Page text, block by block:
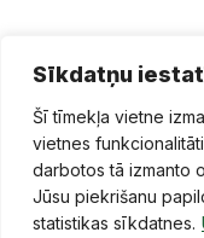
Sīkdatņu
Šī tīmekļa vietne
vietnes
darbotos tā izmanto
Jūsu piekrišanu
statistikas sīkdatnes.
Privātuma